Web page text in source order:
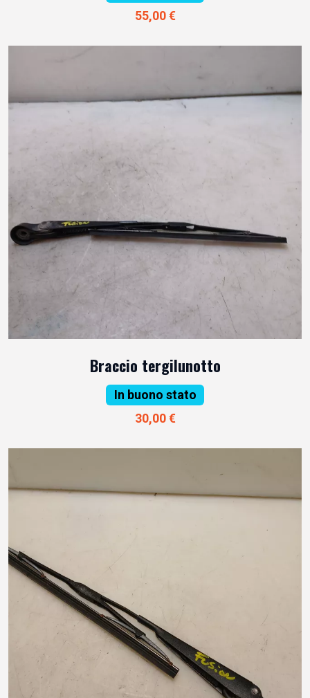
55,00 €
Braccio tergilunotto
In buono stato
30,00 €